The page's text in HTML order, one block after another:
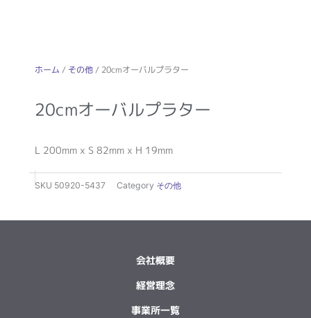
ホーム / その他/ 20cmオーバルプラター
20cmオーバルプラター
L 200mm x S 82mm x H 19mm
SKU 50920-5437 Category その他
会社概要
経営理念
事業所一覧